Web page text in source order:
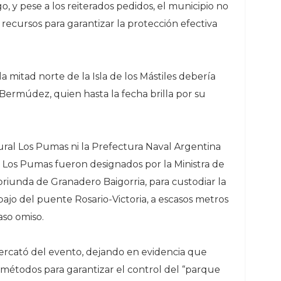
y pese a los reiterados pedidos, el municipio no
para garantizar la protección efectiva
mitad norte de la Isla de los Mástiles debería
quien hasta la fecha brilla por su
Los Pumas ni la Prefectura Naval Argentina
Pumas fueron designados por la Ministra de
de Granadero Baigorria, para custodiar la
del puente Rosario-Victoria, a escasos metros
omiso.
del evento, dejando en evidencia que
para garantizar el control del “parque